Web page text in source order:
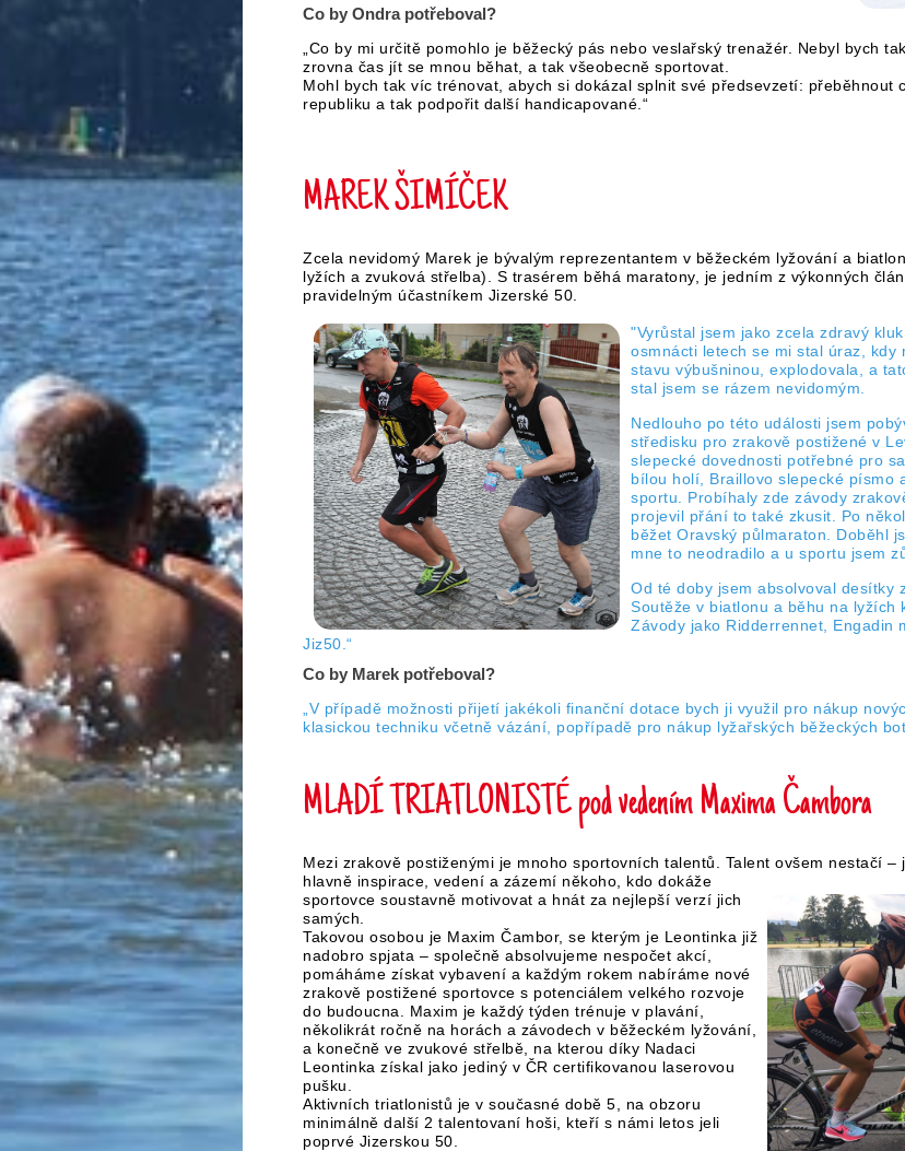
Co by Ondra potřeboval?
„Co by mi určitě pomohlo je běžecký pás nebo veslařský trenažér. Nebyl bych
zrovna čas jít se mnou běhat, a tak všeobecně sportovat.
Mohl bych tak víc trénovat, abych si dokázal splnit své předsevzetí: přeběhnout
republiku a tak podpořit další handicapované.“
MAREK ŠIMÍČEK
Zcela nevidomý Marek je bývalým reprezentantem v běžeckém lyžování a
lyžích a zvuková střelba). S trasérem běhá maratony, je jedním z výkonných
pravidelným účastníkem Jizerské 50.
"Vyrůstal jsem jako zcela zdravý
osmnácti letech se mi stal úraz, kdy
stavu výbušninou, explodovala, a
stal jsem se rázem nevidomým.
Nedlouho po této události jsem
středisku pro zrakově postižené v
slepecké dovednosti potřebné pro
bílou holí, Braillovo slepecké písmo
sportu. Probíhaly zde závody
projevil přání to také zkusit. Po
běžet Oravský půlmaraton. Doběhl
mne to neodradilo a u sportu jsem
Od té doby jsem absolvoval desítky
Soutěže v biatlonu a běhu na lyžích
Závody jako Ridderrennet, Engadin
Jiz50.“
Co by Marek potřeboval?
„V případě možnosti přijetí jakékoli finanční dotace bych ji využil pro nákup
klasickou techniku včetně vázání, popřípadě pro nákup lyžařských běžeckých
MLADÍ TRIATLONISTÉ pod vedením Maxima Čambora
Mezi zrakově postiženými je mnoho sportovních talentů. Talent ovšem nestačí
hlavně inspirace, vedení a zázemí někoho, kdo dokáže
sportovce soustavně motivovat a hnát za nejlepší verzí jich
samých.
Takovou osobou je Maxim Čambor, se kterým je Leontinka již
nadobro spjata – společně absolvujeme nespočet akcí,
pomáháme získat vybavení a každým rokem nabíráme nové
zrakově postižené sportovce s potenciálem velkého rozvoje
do budoucna. Maxim je každý týden trénuje v plavání,
několikrát ročně na horách a závodech v běžeckém lyžování,
a konečně ve zvukové střelbě, na kterou díky Nadaci
Leontinka získal jako jediný v ČR certifikovanou laserovou
pušku.
Aktivních triatlonistů je v současné době 5, na obzoru
minimálně další 2 talentovaní hoši, kteří s námi letos jeli
poprvé Jizerskou 50.